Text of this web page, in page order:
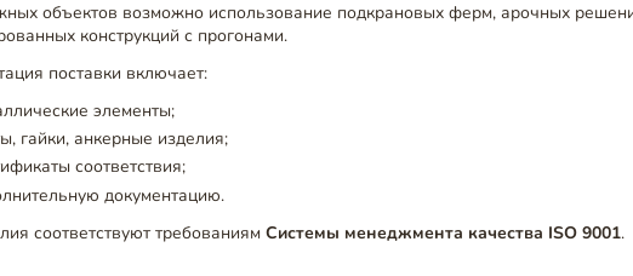
объектов возможно использование подкрановых ферм, арочных
конструкций с прогонами.
поставки включает:
элементы;
гайки, анкерные изделия;
соответствия;
документацию.
соответствуют требованиямСистемы менеджмента качества ISO 9001.